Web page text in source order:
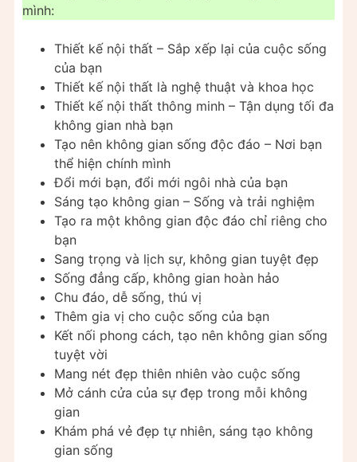
mình:
Thiết kế nội thất – Sắp xếp lại của cuộc sống
của bạn
Thiết kế nội thất là nghệ thuật và khoa học
Thiết kế nội thất thông minh – Tận dụng tối đa
không gian nhà bạn
Tạo nên không gian sống độc đáo – Nơi bạn
thể hiện chính mình
Đổi mới bạn, đổi mới ngôi nhà của bạn
Sáng tạo không gian – Sống và trải nghiệm
Tạo ra một không gian độc đáo chỉ riêng cho
bạn
Sang trọng và lịch sự, không gian tuyệt đẹp
Sống đẳng cấp, không gian hoàn hảo
Chu đáo, dễ sống, thú vị
Thêm gia vị cho cuộc sống của bạn
Kết nối phong cách, tạo nên không gian sống
tuyệt vời
Mang nét đẹp thiên nhiên vào cuộc sống
Mở cánh cửa của sự đẹp trong mỗi không
gian
Khám phá vẻ đẹp tự nhiên, sáng tạo không
gian sống